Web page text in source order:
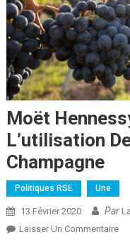
Moët
L’utilisation
Champagne
Politiques RSE Une
13 Février 2020 Par
Laisser Un CommentaireSur